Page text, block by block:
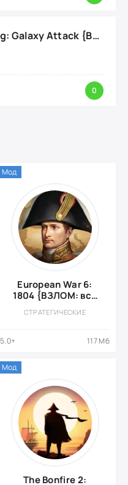
Infinite Shooting: Galaxy Attack {ВЗЛОМ: Бесплатные Покупки}
0
European War 6:
1804 {ВЗЛОМ: все
СТРАТЕГИЧЕСКИЕ
5.0+ 117 Мб
Мод
The Bonfire 2:
Мод